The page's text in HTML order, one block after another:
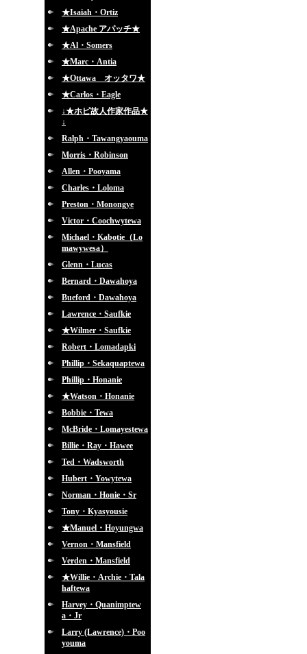
★Isaiah・Ortiz
★Apache アパッチ★
★Al・Somers
★Marc・Antia
★Ottawa オッタワ★
★Carlos・Eagle
↓★ホピ故人作家作品★
↓
Ralph・Tawangyaouma
Morris・Robinson
Allen・Pooyama
Charles・Loloma
Preston・Monongye
Victor・Coochwytewa
Michael・Kabotie（Lo
mawywesa）
Glenn・Lucas
Bernard・Dawahoya
Bueford・Dawahoya
Lawrence・Saufkie
★Wilmer・Saufkie
Robert・Lomadapki
Phillip・Sekaquaptewa
Phillip・Honanie
★Watson・Honanie
Bobbie・Tewa
McBride・Lomayestewa
Billie・Ray・Hawee
Ted・Wadsworth
Hubert・Yowytewa
Norman・Honie・Sr
Tony・Kyasyousie
★Manuel・Hoyungwa
Vernon・Mansfield
Verden・Mansfield
★Willie・Archie・Tala
haftewa
Harvey・Quanimptew
a・Jr
Larry (Lawrence)・Poo
youma